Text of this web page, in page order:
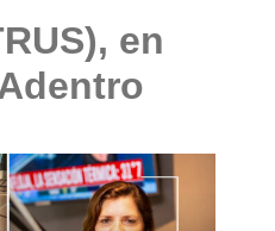
en